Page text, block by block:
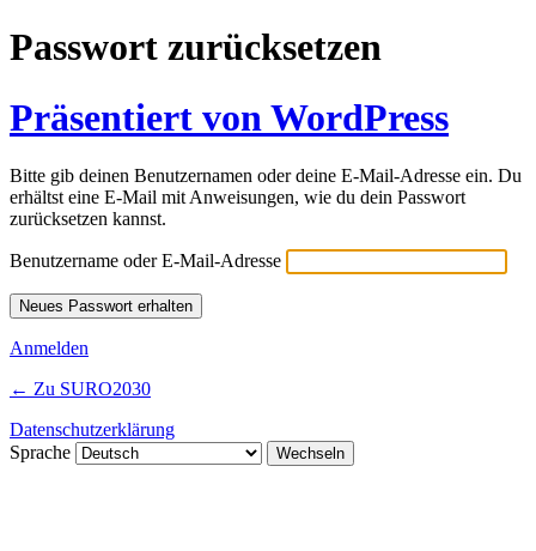
Passwort zurücksetzen
Präsentiert von WordPress
Bitte gib deinen Benutzernamen oder deine E-Mail-Adresse ein. Du
erhältst eine E-Mail mit Anweisungen, wie du dein Passwort
zurücksetzen kannst.
Benutzername oder E-Mail-Adresse
Anmelden
← Zu SURO2030
Datenschutzerklärung
Sprache